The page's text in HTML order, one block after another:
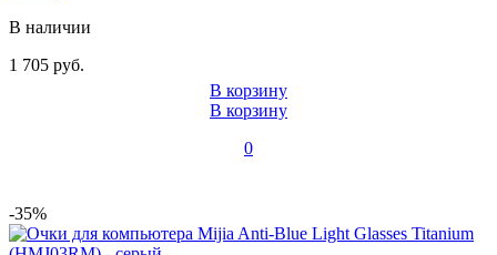
В наличии
1 705 руб.
В корзину
В корзину
0
-35%